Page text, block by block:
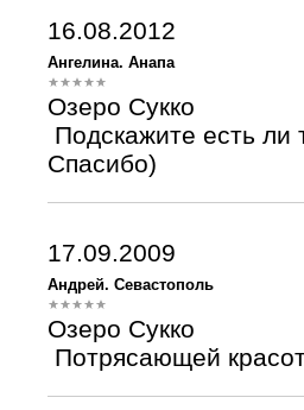
16.08.2012
Ангелина. Анапа
Озеро Сукко
Подскажите есть ли
Спасибо)
17.09.2009
Андрей. Севастополь
Озеро Сукко
Потрясающей